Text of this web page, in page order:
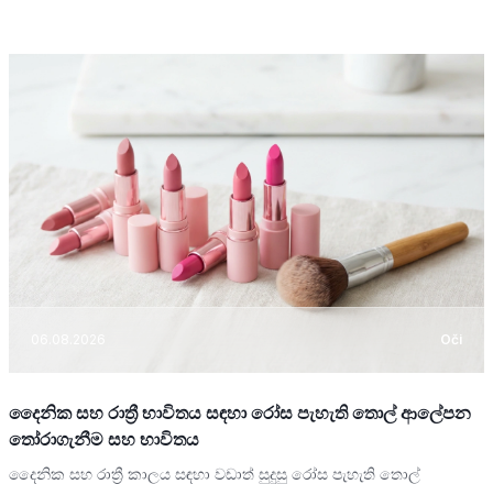
Oči
දෛනික සහ රාත්‍රී භාවිතය සඳහා රෝස පැහැති තොල් ආලේපන
තෝරාගැනීම සහ භාවිතය
දෛනික සහ රාත්‍රී කාලය සඳහා වඩාත් සුදුසු රෝස පැහැති තොල්